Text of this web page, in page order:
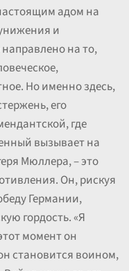
адом на
и
на то,
Но именно здесь,
его
где
вызывает на
Мюллера, – это
Он, рискуя
Германии,
гордость. «Я
момент он
становится воином,